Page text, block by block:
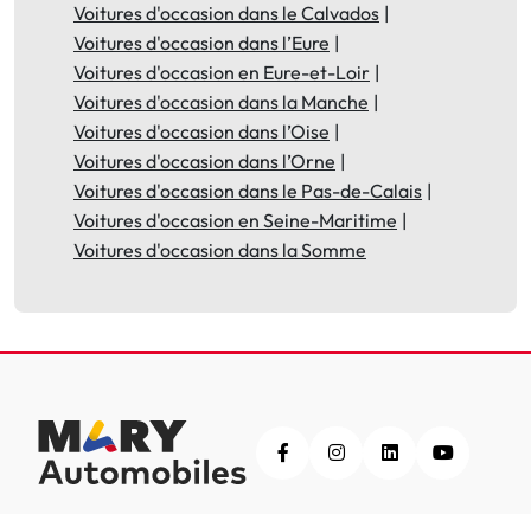
Voitures d'occasion dans le Calvados
Voitures d'occasion dans l’Eure
Voitures d'occasion en Eure-et-Loir
Voitures d'occasion dans la Manche
Voitures d'occasion dans l’Oise
Voitures d'occasion dans l’Orne
Voitures d'occasion dans le Pas-de-Calais
Voitures d'occasion en Seine-Maritime
Voitures d'occasion dans la Somme